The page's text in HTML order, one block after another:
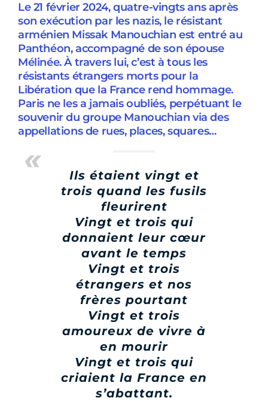
Le 21 février 2024, quatre-vingts ans après
son exécution par les nazis, le résistant
arménien Missak Manouchian est entré au
Panthéon, accompagné de son épouse
Mélinée. À travers lui, c’est à tous les
résistants étrangers morts pour la
Libération que la France rend hommage.
Paris ne les a jamais oubliés, perpétuant le
souvenir du groupe Manouchian via des
appellations de rues, places, squares…
Ils étaient vingt et
trois quand les fusils
fleurirent
Vingt et trois qui
donnaient leur cœur
avant le temps
Vingt et trois
étrangers et nos
frères pourtant
Vingt et trois
amoureux de vivre à
en mourir
Vingt et trois qui
criaient la France en
s’abattant.